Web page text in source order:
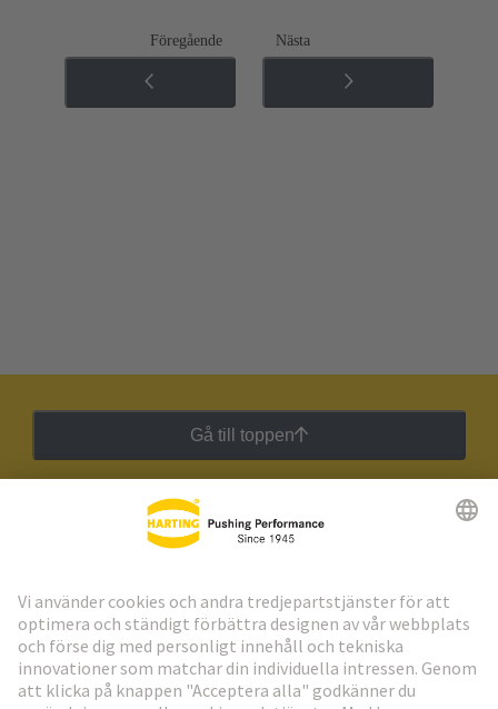
Föregående Nästa
Gå till toppen
HARTING:s nyhetsbrev
Gå till registrering